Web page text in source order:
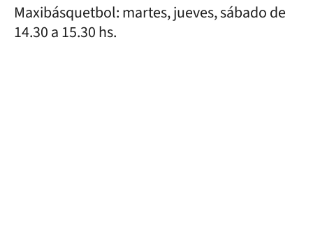
Maxibásquetbol: martes, jueves, sábado de
14.30 a 15.30 hs.